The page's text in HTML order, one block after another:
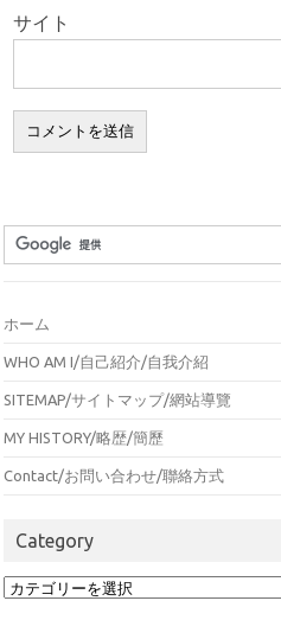
サイト
ホーム
WHO AM I/自己紹介/自我介紹
SITEMAP/サイトマップ/網站導覽
MY HISTORY/略歴/簡歷
Contact/お問い合わせ/聯絡方式
Category
Category